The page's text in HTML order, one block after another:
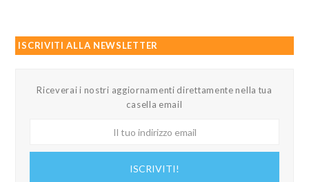
ISCRIVITI ALLA NEWSLETTER
Riceverai i nostri aggiornamenti direttamente nella tua
casella email
ISCRIVITI!